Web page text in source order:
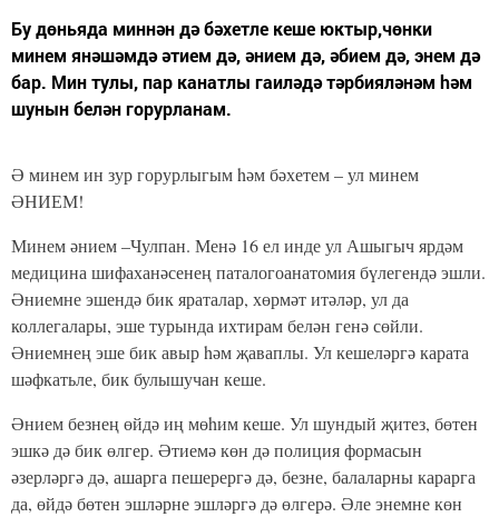
Бу дөньяда миннән дә бәхетле кеше юктыр,чөнки
минем янәшәмдә әтием дә, әнием дә, әбием дә, энем дә
бар. Мин тулы, пар канатлы гаиләдә тәрбияләнәм hәм
шунын белән горурланам.
Ә минем ин зур горурлыгым hәм бәхетем – ул минем
ӘНИЕМ!
Минем әнием –Чулпан. Менә 16 ел инде ул Ашыгыч ярдәм
медицина шифаханәсенең паталогоанатомия бүлегендә эшли.
Әниемне эшендә бик яраталар, хөрмәт итәләр, ул да
коллегалары, эше турында ихтирам белән генә сөйли.
Әниемнең эше бик авыр hәм җаваплы. Ул кешеләргә карата
шәфкатьле, бик булышучан кеше.
Әнием безнең өйдә иң мөhим кеше. Ул шундый җитез, бөтен
эшкә дә бик өлгер. Әтиемә көн дә полиция формасын
әзерләргә дә, ашарга пешерергә дә, безне, балаларны карарга
да, өйдә бөтен эшләрне эшләргә дә өлгерә. Әле энемне көн